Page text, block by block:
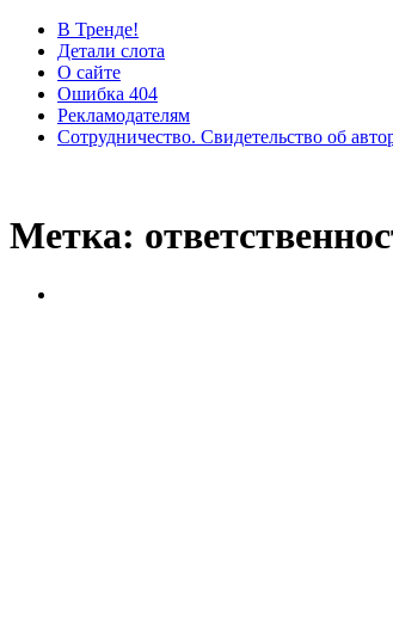
В Тренде!
Детали слота
О сайте
Ошибка 404
Рекламодателям
Сотрудничество. Свидетельство об
Метка: